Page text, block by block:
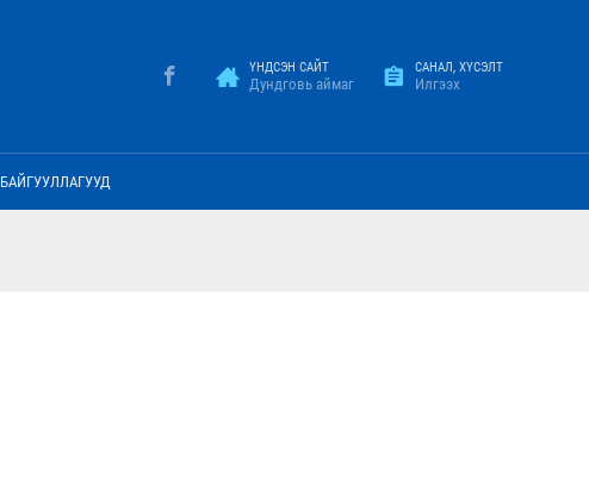
ҮНДСЭН САЙТ
Дундговь аймаг
САНАЛ, ХҮСЭЛТ
Илгээх
БАЙГУУЛЛАГУУД